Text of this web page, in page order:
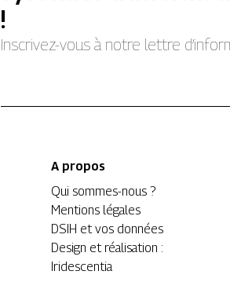
!
Inscrivez-vous à notre lettre
A propos
Qui sommes-nous ?
Mentions légales
DSIH et vos données
Design et réalisation :
Iridescentia